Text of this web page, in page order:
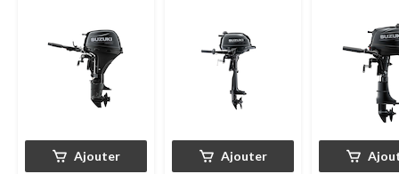
Ajouter Ajouter